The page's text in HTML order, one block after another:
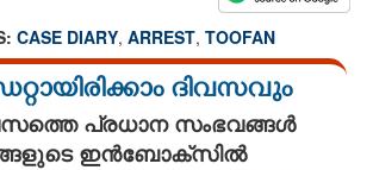
CASE DIARY, ARREST, TOOFAN
ദിവസവും
പ്രധാന സംഭവങ്ങൾ
ഇൻബോക്സിൽ